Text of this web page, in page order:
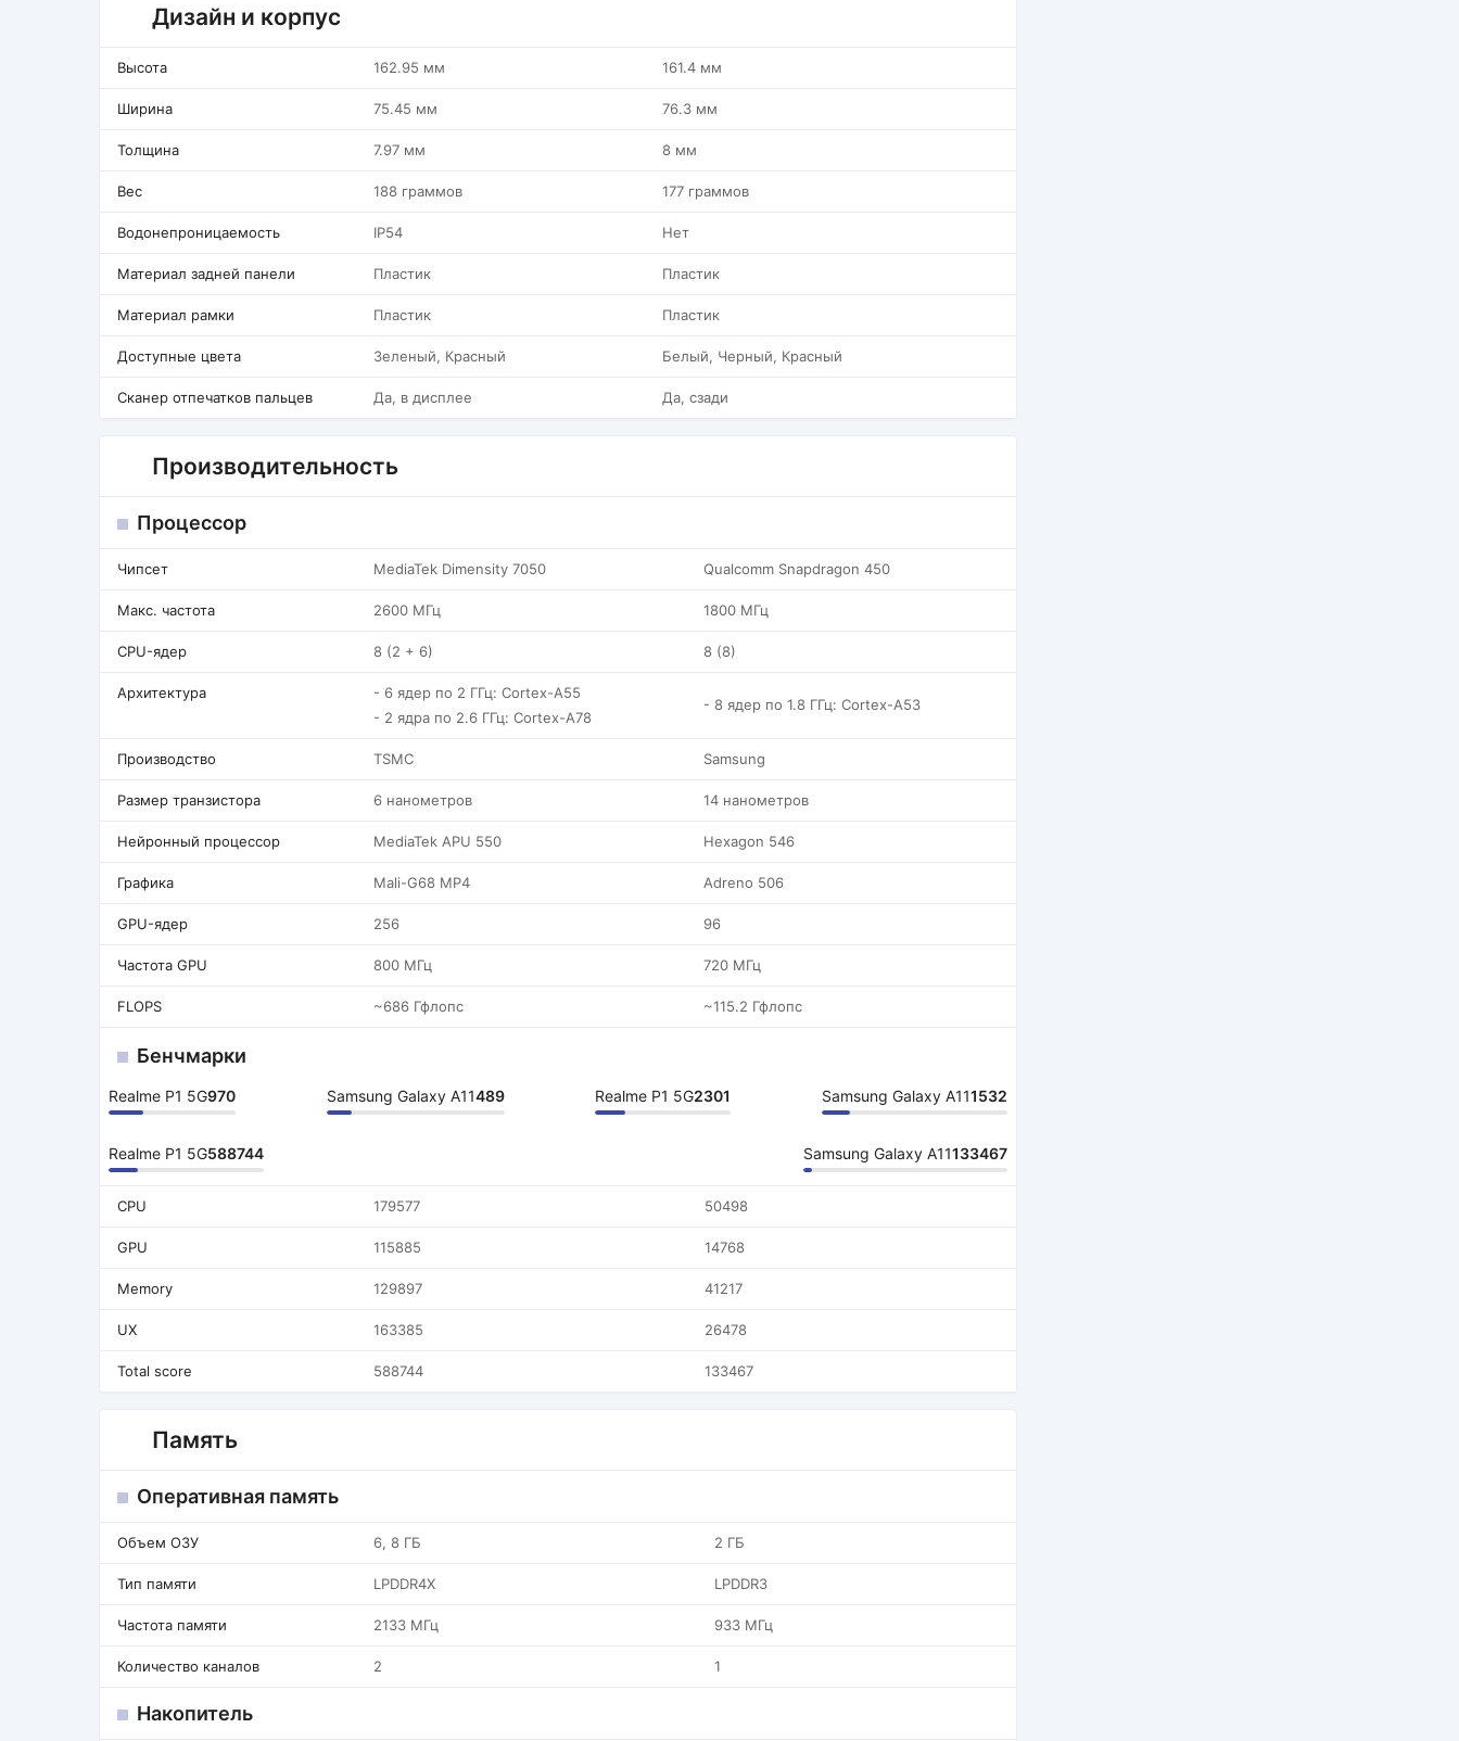
Дизайн и корпус
Высота 162.95 мм 161.4 мм
Ширина 75.45 мм 76.3 мм
Толщина 7.97 мм 8 мм
Вес 188 граммов 177 граммов
Водонепроницаемость IP54 Нет
Материал задней панели Пластик Пластик
Материал рамки Пластик Пластик
Доступные цвета Зеленый, Красный Белый, Черный, Красный
Сканер отпечатков пальцев Да, в дисплее Да, сзади
Производительность
Процессор
Чипсет MediaTek Dimensity 7050 Qualcomm Snapdragon 450
Макс. частота 2600 МГц 1800 МГц
CPU-ядер 8 (2 + 6) 8 (8)
Архитектура
- 6 ядер по 2 ГГц: Cortex-A55
- 2 ядра по 2.6 ГГц: Cortex-A78
- 8 ядер по 1.8 ГГц: Cortex-A53
Производство TSMC Samsung
Размер транзистора 6 нанометров 14 нанометров
Нейронный процессор MediaTek APU 550 Hexagon 546
Графика Mali-G68 MP4 Adreno 506
GPU-ядер 256 96
Частота GPU 800 МГц 720 МГц
FLOPS ~686 Гфлопс ~115.2 Гфлопс
Бенчмарки
Realme P1 5G970 Samsung Galaxy A11489 Realme P1 5G2301 Samsung Galaxy A111532
Realme P1 5G588744 Samsung Galaxy A11133467
CPU 179577 50498
GPU 115885 14768
Memory 129897 41217
UX 163385 26478
Total score 588744 133467
Память
Оперативная память
Объем ОЗУ 6, 8 ГБ 2 ГБ
Тип памяти LPDDR4X LPDDR3
Частота памяти 2133 МГц 933 МГц
Количество каналов 2 1
Накопитель